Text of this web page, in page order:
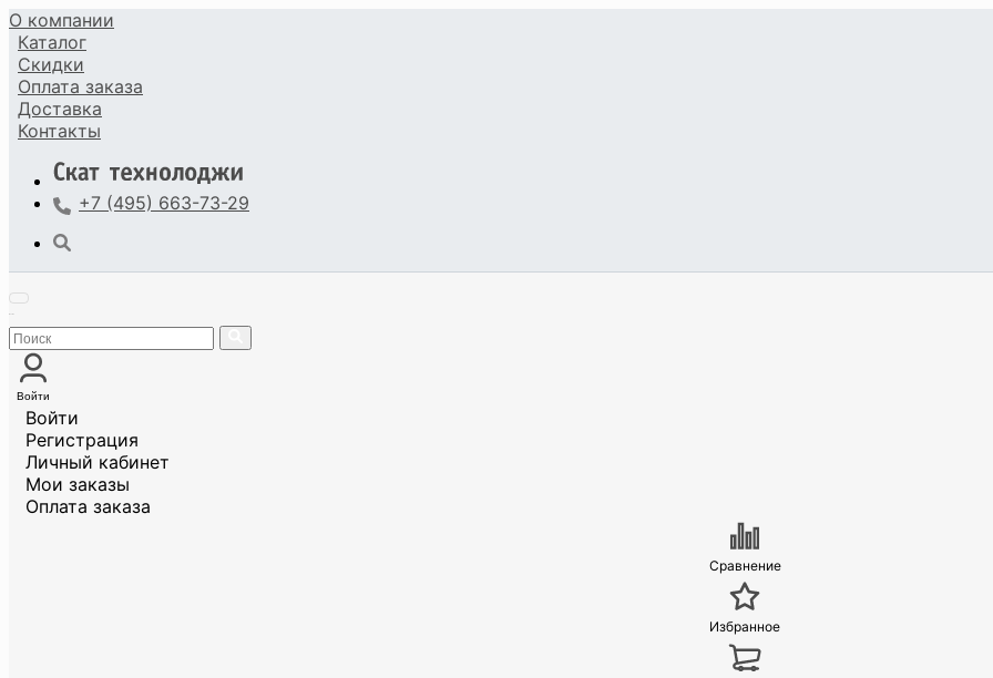
О компании
Каталог
Скидки
Оплата заказа
Доставка
Контакты
+7 (495) 663-73-29
Войти
Войти
Регистрация
Личный кабинет
Мои заказы
Оплата заказа
Сравнение
Избранное